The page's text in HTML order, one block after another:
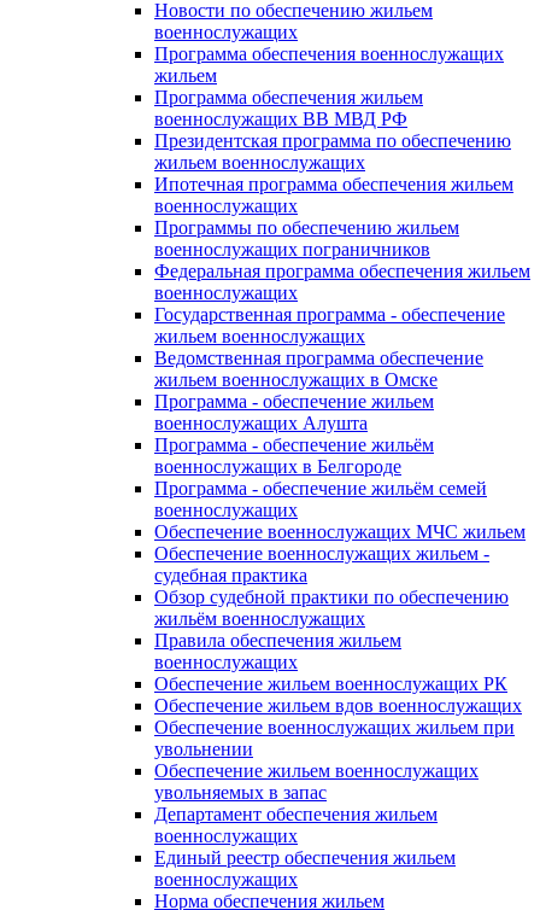
Новости по обеспечению жильем
военнослужащих
Программа обеспечения военнослужащих
жильем
Программа обеспечения жильем
военнослужащих ВВ МВД РФ
Президентская программа по обеспечению
жильем военнослужащих
Ипотечная программа обеспечения жильем
военнослужащих
Программы по обеспечению жильем
военнослужащих пограничников
Федеральная программа обеспечения жильем
военнослужащих
Государственная программа - обеспечение
жильем военнослужащих
Ведомственная программа обеспечение
жильем военнослужащих в Омске
Программа - обеспечение жильем
военнослужащих Алушта
Программа - обеспечение жильём
военнослужащих в Белгороде
Программа - обеспечение жильём семей
военнослужащих
Обеспечение военнослужащих МЧС жильем
Обеспечение военнослужащих жильем -
судебная практика
Обзор судебной практики по обеспечению
жильём военнослужащих
Правила обеспечения жильем
военнослужащих
Обеспечение жильем военнослужащих РК
Обеспечение жильем вдов военнослужащих
Обеспечение военнослужащих жильем при
увольнении
Обеспечение жильем военнослужащих
увольняемых в запас
Департамент обеспечения жильем
военнослужащих
Единый реестр обеспечения жильем
военнослужащих
Норма обеспечения жильем